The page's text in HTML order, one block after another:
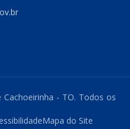
- TO. Todos os
Mapa do Site